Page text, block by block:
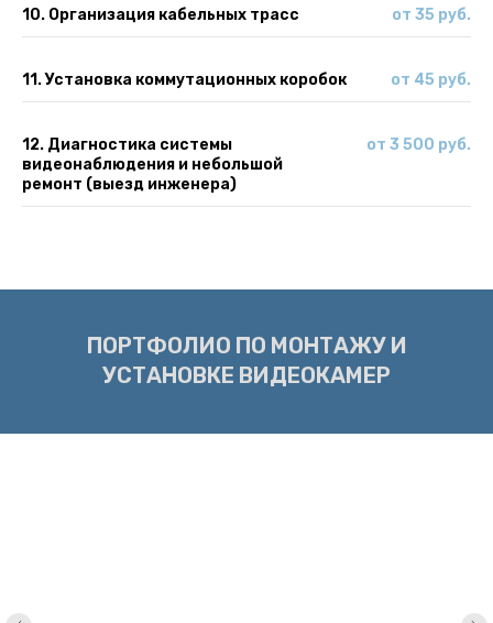
10. Организация кабельных трасс от 35 руб.
11. Установка коммутационных коробок от 45 руб.
12. Диагностика системы
видеонаблюдения и небольшой
ремонт (выезд инженера)
от 3 500 руб.
ПОРТФОЛИО ПО МОНТАЖУ И
УСТАНОВКЕ ВИДЕОКАМЕР